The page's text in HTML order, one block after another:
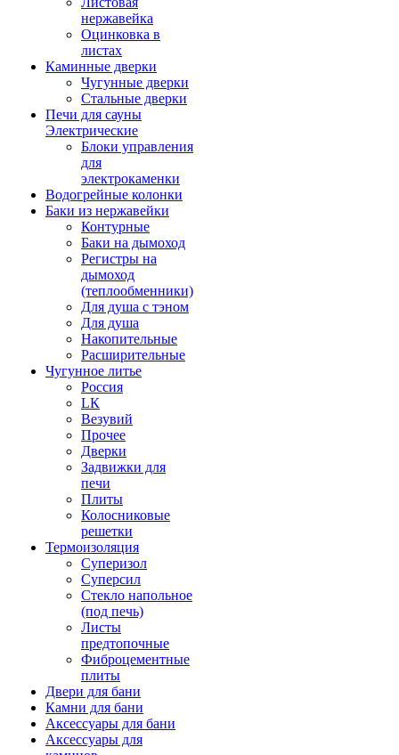
нержавейка
Оцинковка в
листах
Каминные дверки
Чугунные дверки
Стальные дверки
Печи для сауны
Электрические
Блоки управления
для
электрокаменки
Водогрейные колонки
Баки из нержавейки
Контурные
Баки на дымоход
Регистры на
дымоход
(теплообменники)
Для душа с тэном
Для душа
Накопительные
Расширительные
Чугунное литье
Россия
LК
Везувий
Прочее
Дверки
Задвижки для
печи
Плиты
Колосниковые
решетки
Термоизоляция
Суперизол
Суперсил
Стекло напольное
(под печь)
Листы
предтопочные
Фиброцементные
плиты
Двери для бани
Камни для бани
Аксессуары для бани
Аксессуары для